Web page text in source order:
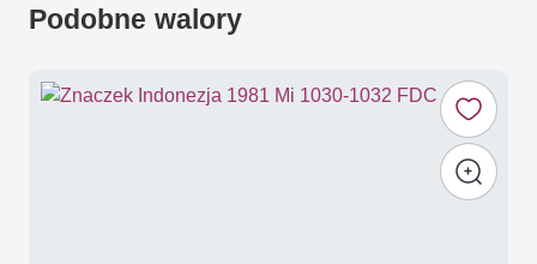
Podobne walory